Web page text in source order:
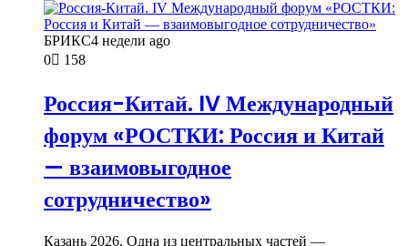
БРИКС4 недели ago
0
158
Россия-Китай. IV Международный
форум «РОСТКИ: Россия и Китай
— взаимовыгодное
сотрудничество»
Казань 2026. Одна из центральных частей —